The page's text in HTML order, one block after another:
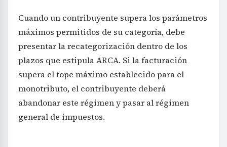
Cuando un contribuyente supera los parámetros
máximos permitidos de su categoría, debe
presentar la recategorización dentro de los
plazos que estipula ARCA. Si la facturación
supera el tope máximo establecido para el
monotributo, el contribuyente deberá
abandonar este régimen y pasar al régimen
general de impuestos.